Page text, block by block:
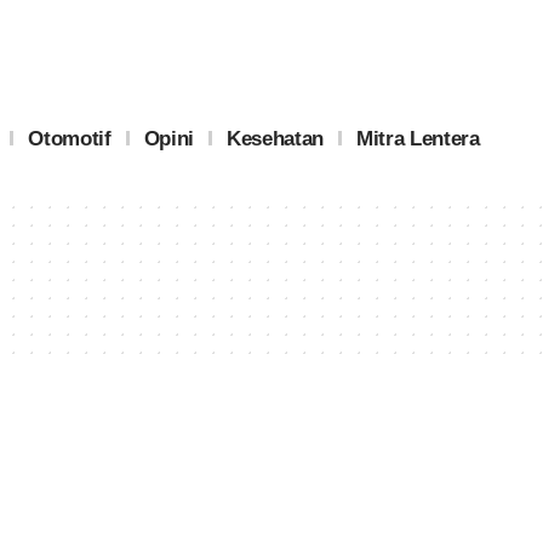
Otomotif Opini Kesehatan Mitra Lentera